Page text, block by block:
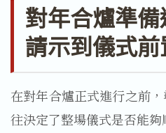
對年合爐準
請示到儀式
在對年合爐正式進行之前
往決定了整場儀式是否能夠